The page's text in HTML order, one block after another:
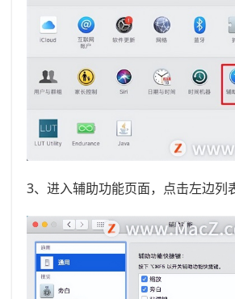
3、进入辅助功能页面，点击左边列